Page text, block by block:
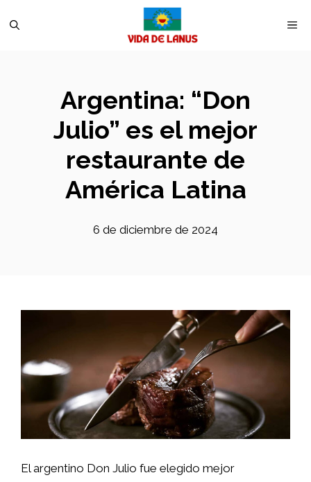
Argentina: “Don
Julio” es el mejor
restaurante de
América Latina
6 de diciembre de 2024
El argentino Don Julio fue elegido mejor